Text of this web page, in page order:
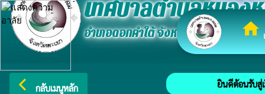
home
เทศบาลตำบลหนอง
อำเภอดอกคำใต้ จังหวัดพะเยา
arrow_back_ios กลับเมนูหลัก ยินดีต้อนรับสู่เว็บไ